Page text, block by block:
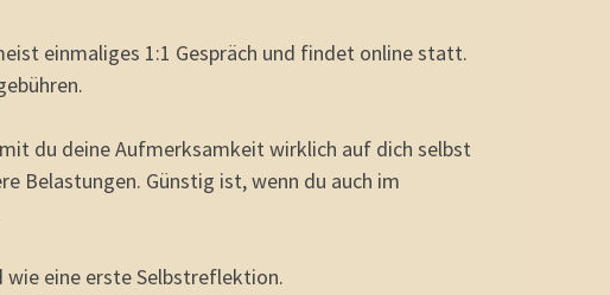
einmaliges 1:1 Gespräch und findet online statt.
du deine Aufmerksamkeit wirklich auf dich selbst
Belastungen. Günstig ist, wenn du auch im
wie eine erste Selbstreflektion.